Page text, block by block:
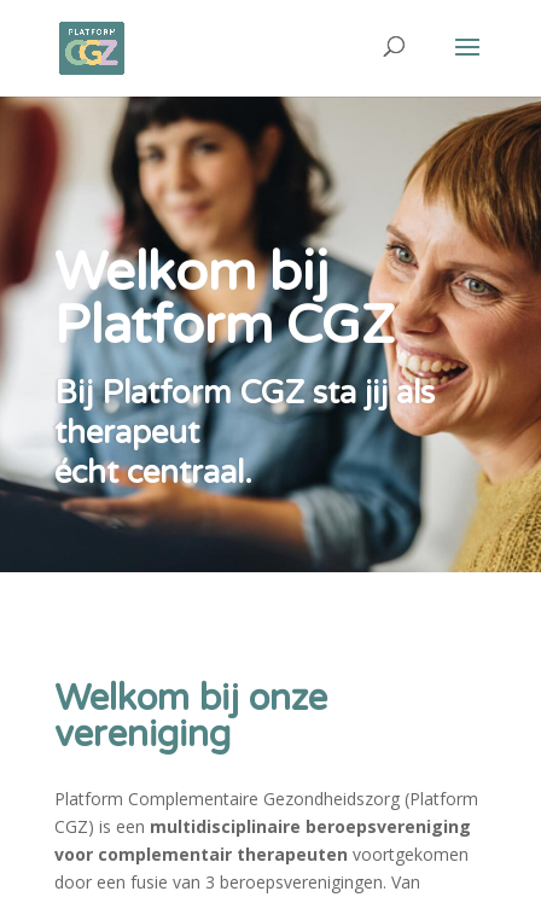
Welkom bij
Platform CGZ
Bij Platform CGZ sta jij als
therapeut
écht centraal.
Welkom bij onze
vereniging
Platform Complementaire Gezondheidszorg (Platform
CGZ) is een multidisciplinaire beroepsvereniging
voor complementair therapeuten voortgekomen
door een fusie van 3 beroepsverenigingen. Van